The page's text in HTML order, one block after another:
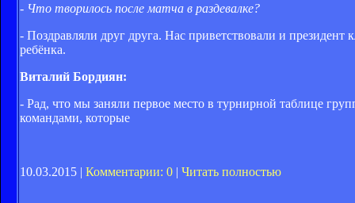
- Что творилось после матча в раздевалке?
- Поздравляли друг друга. Нас приветствовали и
ребёнка.
Виталий Бордиян:
- Рад, что мы заняли первое место в турнирной таблице
командами, которые
10.03.2015 | Комментарии: 0 | Читать полностью